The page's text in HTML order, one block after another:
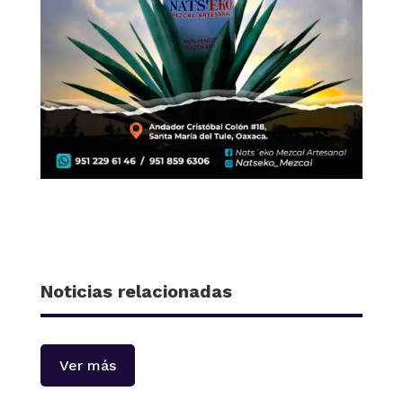
Noticias relacionadas
Ver más